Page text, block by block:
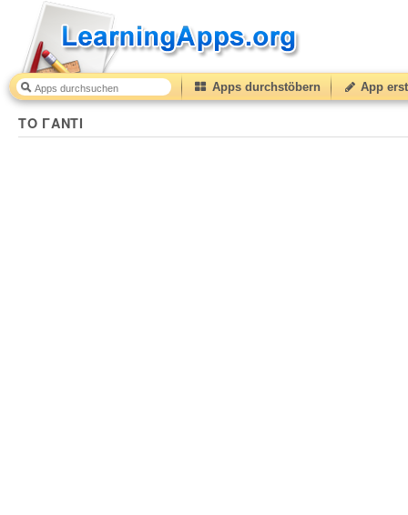
Apps durchstöbern App
ΤΟ ΓΑΝΤΙ